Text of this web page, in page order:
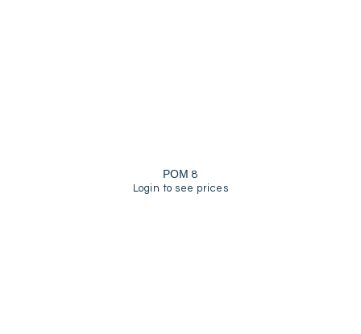
ΡΟΜ 8
Login to see prices